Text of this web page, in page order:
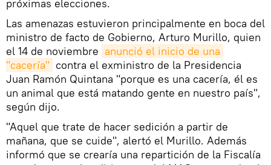
próximas elecciones.
Las amenazas estuvieron principalmente en boca del
ministro de facto de Gobierno, Arturo Murillo, quien
el 14 de noviembre anunció el inicio de una
"cacería" contra el exministro de la Presidencia
Juan Ramón Quintana "porque es una cacería, él es
un animal que está matando gente en nuestro país",
según dijo.
"Aquel que trate de hacer sedición a partir de
mañana, que se cuide", alertó el Murillo. Además
informó que se crearía una repartición de la Fiscalía